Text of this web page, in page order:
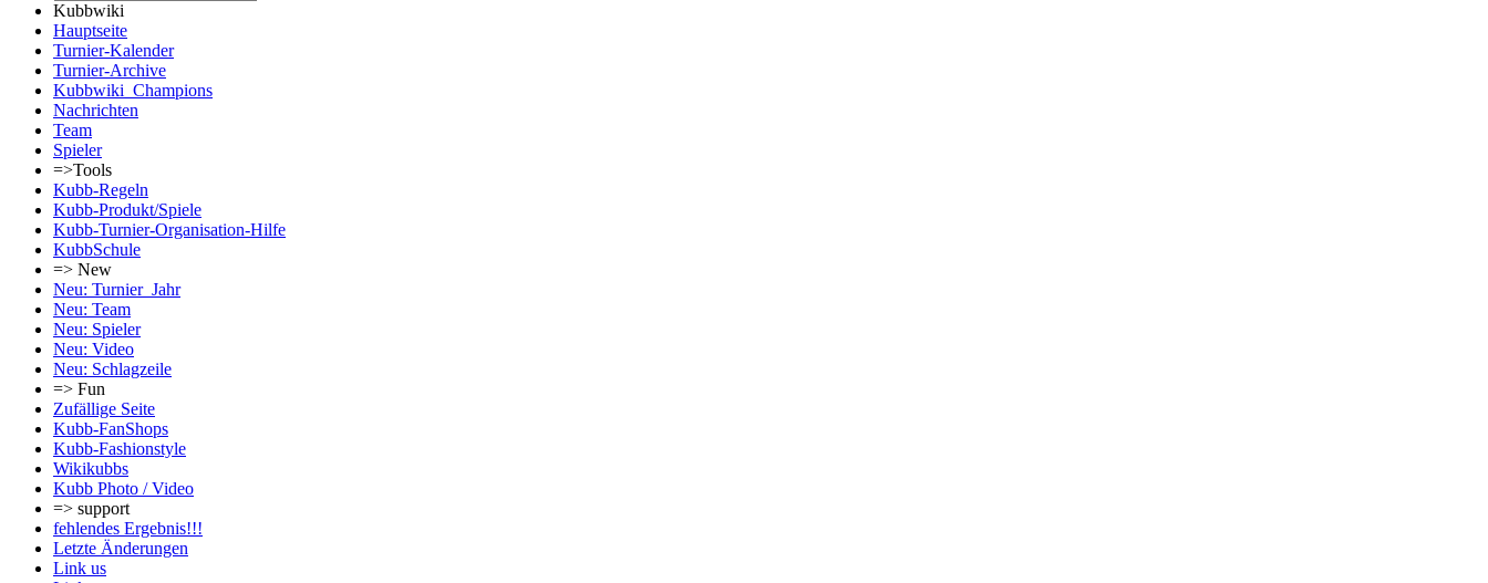
Kubbwiki
Hauptseite
Turnier-Kalender
Turnier-Archive
Kubbwiki_Champions
Nachrichten
Team
Spieler
=>Tools
Kubb-Regeln
Kubb-Produkt/Spiele
Kubb-Turnier-Organisation-Hilfe
KubbSchule
=> New
Neu: Turnier_Jahr
Neu: Team
Neu: Spieler
Neu: Video
Neu: Schlagzeile
=> Fun
Zufällige Seite
Kubb-FanShops
Kubb-Fashionstyle
Wikikubbs
Kubb Photo / Video
=> support
fehlendes Ergebnis!!!
Letzte Änderungen
Link us